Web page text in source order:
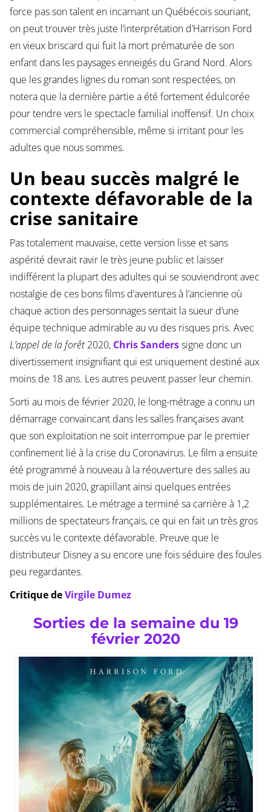
force pas son talent en incarnant un Québécois souriant,
on peut trouver très juste l’interprétation d’Harrison Ford
en vieux briscard qui fuit la mort prématurée de son
enfant dans les paysages enneigés du Grand Nord. Alors
que les grandes lignes du roman sont respectées, on
notera que la dernière partie a été fortement édulcorée
pour tendre vers le spectacle familial inoffensif. Un choix
commercial compréhensible, même si irritant pour les
adultes que nous sommes.
Un beau succès malgré le
contexte défavorable de la
crise sanitaire
Pas totalement mauvaise, cette version lisse et sans
aspérité devrait ravir le très jeune public et laisser
indifférent la plupart des adultes qui se souviendront avec
nostalgie de ces bons films d’aventures à l’ancienne où
chaque action des personnages sentait la sueur d’une
équipe technique admirable au vu des risques pris. Avec
L’appel de la forêt2020, Chris Sanderssigne donc un
divertissement insignifiant qui est uniquement destiné aux
moins de 18 ans. Les autres peuvent passer leur chemin.
Sorti au mois de février 2020, le long-métrage a connu un
démarrage convaincant dans les salles françaises avant
que son exploitation ne soit interrompue par le premier
confinement lié à la crise du Coronavirus. Le film a ensuite
été programmé à nouveau à la réouverture des salles au
mois de juin 2020, grapillant ainsi quelques entrées
supplémentaires. Le métrage a terminé sa carrière à 1,2
millions de spectateurs français, ce qui en fait un très gros
succès vu le contexte défavorable. Preuve que le
distributeur Disney a su encore une fois séduire des foules
peu regardantes.
Critique deVirgile Dumez
Sorties de la semaine du 19
février 2020